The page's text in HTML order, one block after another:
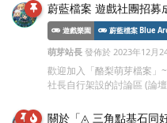
蔚藍檔案 遊戲社團招募
遊戲樂園 蔚藍檔案 Blue
萌芽站長 發佈於 2023年12月
歡迎加入「酪梨萌芽檔案」
社長自行架設的討論區 (論
關於「◬ 三角點基石同